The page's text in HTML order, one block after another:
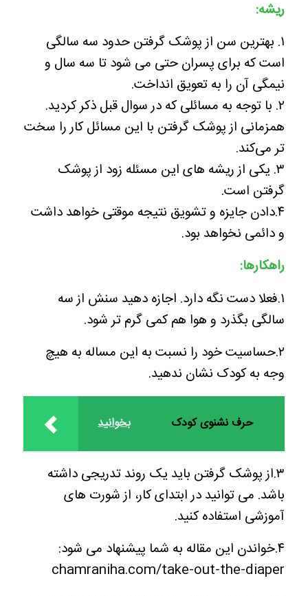
ریشه:
۱. بهترین سن از پوشک گرفتن حدود سه سالگی
است که برای پسران حتی می شود تا سه سال و
نیمگی آن را به تعویق انداخت.
۲. با توجه به مسائلی که در سوال قبل ذکر کردید.
همزمانی از پوشک گرفتن با این مسائل کار را سخت
تر می‌کند.
۳. یکی از ریشه های این مسئله زود از پوشک
گرفتن است.
۴.دادن جایزه و تشویق نتیجه موقتی خواهد داشت
و دائمی نخواهد بود.
راهکارها:
۱.فعلا دست نگه دارد. اجازه دهید سنش از سه
سالگی بگذرد و هوا هم کمی گرم تر شود.
۲.حساسیت خود را نسبت به این مساله به هیچ
وجه به کودک نشان ندهید.
بخوانید حرف نشنوی کودک
۳.از پوشک گرفتن باید یک روند تدریجی داشته
باشد. می توانید در ابتدای کار، از شورت های
آموزشی استفاده کنید.
۴.خواندن این مقاله به شما پیشنهاد می شود:
chamraniha.com/take-out-the-diaper